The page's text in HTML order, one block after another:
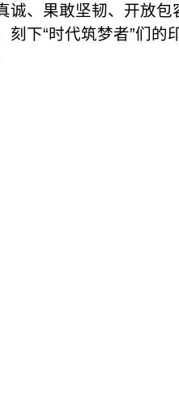
诚、果敢坚韧、开放
刻下“时代筑梦者”们的